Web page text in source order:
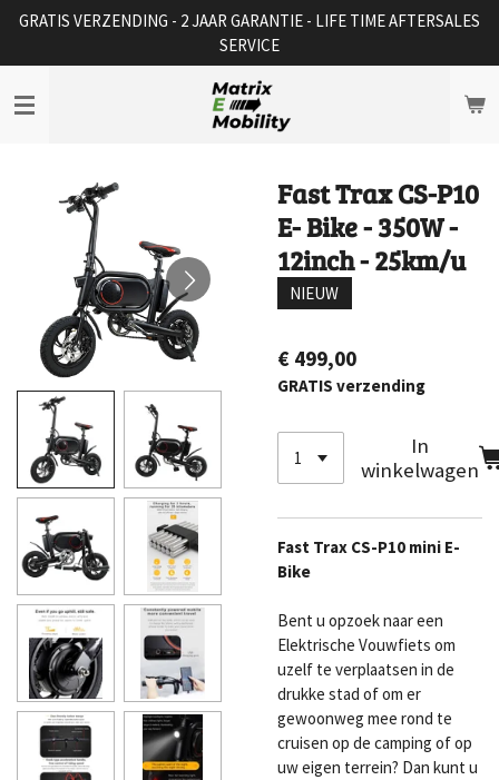
Ga
naar
de
hoofdinhoud
GRATIS VERZENDING - 2 JAAR GARANTIE - LIFE TIME AFTERSALES
SERVICE
Fast Trax CS-P10
E- Bike - 350W -
12inch - 25km/u
NIEUW
€ 499,00
GRATIS verzending
In
winkelwagen
Fast Trax CS-P10 mini E-
Bike
Bent u opzoek naar een
Elektrische Vouwfiets om
uzelf te verplaatsen in de
drukke stad of om er
gewoonweg mee rond te
cruisen op de camping of op
uw eigen terrein? Dan kunt u